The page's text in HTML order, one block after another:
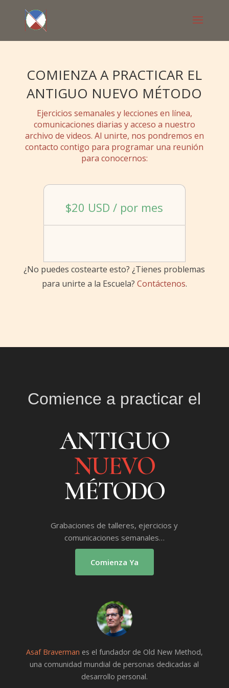
COMIENZA A PRACTICAR EL
ANTIGUO NUEVO MÉTODO
Ejercicios semanales y lecciones en línea,
comunicaciones diarias y acceso a nuestro
archivo de videos. Al unirte, nos pondremos en
contacto contigo para programar una reunión
para conocernos:
$20 USD / por mes
¿No puedes costearte esto? ¿Tienes problemas
para unirte a la Escuela? Contáctenos.
Comience a practicar el
ANTIGUO
NUEVO
MÉTODO
Grabaciones de talleres, ejercicios y
comunicaciones semanales…
Comienza Ya
Asaf Braverman es el fundador de Old New Method,
una comunidad mundial de personas dedicadas al
desarrollo personal.